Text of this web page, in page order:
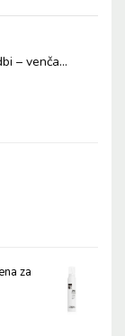
– venča...
za